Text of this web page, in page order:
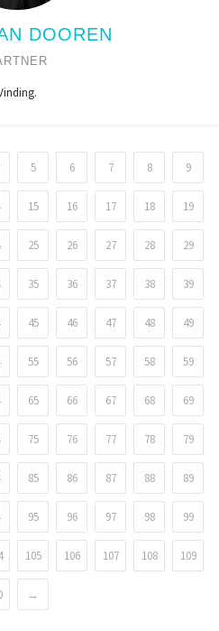
DOOREN
5 6 7 8 9
15 16 17 18 19
25 26 27 28 29
35 36 37 38 39
45 46 47 48 49
55 56 57 58 59
65 66 67 68 69
75 76 77 78 79
85 86 87 88 89
95 96 97 98 99
105 106 107 108 109
→